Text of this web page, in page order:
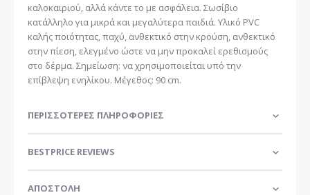
καλοκαιριού, αλλά κάντε το με ασφάλεια. Σωσίβιο
κατάλληλο για μικρά και μεγαλύτερα παιδιά. Υλικό PVC
καλής ποιότητας, παχύ, ανθεκτικό στην κρούση, ανθεκτικό
στην πίεση, ελεγμένο ώστε να μην προκαλεί ερεθισμούς
στο δέρμα. Σημείωση: να χρησιμοποιείται υπό την
επίβλεψη ενηλίκου. Μέγεθος: 90 cm.
ΠΕΡΙΣΣΌΤΕΡΕΣ ΠΛΗΡΟΦΟΡΊΕΣ
BESTPRICE REVIEWS
ΑΠΟΣΤΟΛΗ